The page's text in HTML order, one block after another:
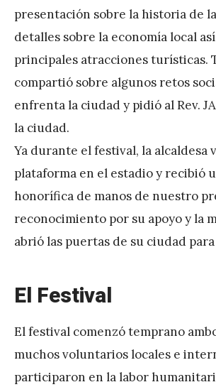
presentación sobre la historia de
detalles sobre la economía local
principales atracciones turísticas.
compartió sobre algunos retos
enfrenta la ciudad y pidió al Rev.
la ciudad.
Ya durante el festival, la alcaldesa
plataforma en el estadio y recibió
honorífica de manos de nuestro
reconocimiento por su apoyo y la
abrió las puertas de su ciudad
El Festival
El festival comenzó temprano
muchos voluntarios locales e
participaron en la labor